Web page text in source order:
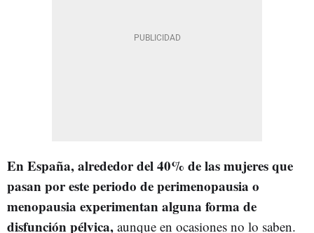
En España, alrededor del 40% de las mujeres que
pasan por este periodo de perimenopausia o
menopausia experimentan alguna forma de
disfunción pélvica, aunque en ocasiones no lo saben.